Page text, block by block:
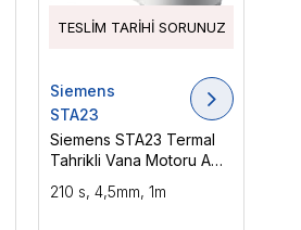
TESLIM TARIHI SORUNUZ
Siemens
STA23
Siemens STA23 Termal
Tahrikli Vana Motoru AC
210 s, 4,5mm, 1m